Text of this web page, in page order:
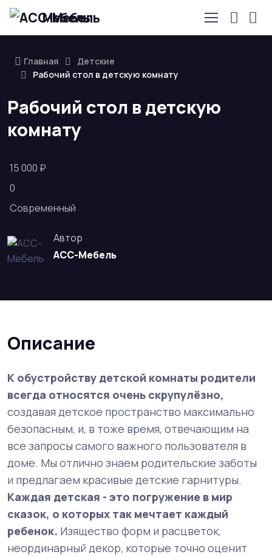
Мебель
Главная
Детские
Рабочий стол в детскую комнату
Рабочий стол в детскую
комнату
15 000 ₽
0
Современный
Автор
АСС-Мебель
Описание
К обустройству детской комнаты родители
всегда относятся очень скрупулёзно,
создавая детское пространство максимально
безопасным, и, в тоже время, отвечающим на
все запросы самого важного пользователя в
доме. Мы отлично знаем родительские заботы
и предлагаем красивые детские гарнитуры.
Каждая детская - это погружение в мир
сказок, о которых так мечтает каждый
ребенок. Изящество форм и расцветок,
неординарный декор, которые точно оценит